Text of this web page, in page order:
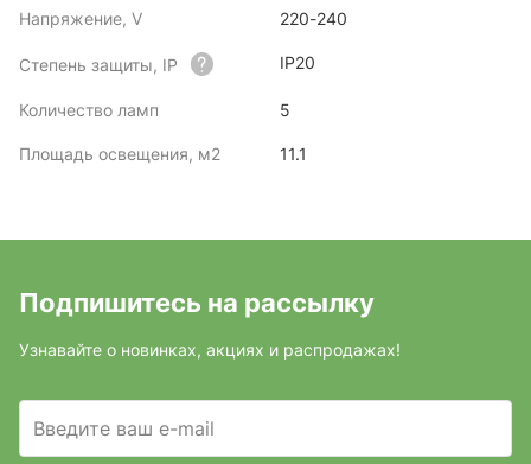
Напряжение, V 220-240
Степень защиты, IP IP20
Количество ламп 5
Площадь освещения, м2 11.1
Подпишитесь на рассылку
Узнавайте о новинках, акциях и распродажах!
Введите ваш e-mail